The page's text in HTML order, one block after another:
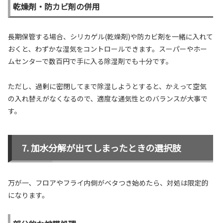
乾燥剤・防カビ剤の併用
長期保管する場合、シリカゲル(乾燥剤)や防カビ剤を一緒に入れて
おくと、わずかな湿気をコントロールできます。スーパーやホー
ムセンターで数百円で手に入る除湿剤でも十分です。
ただし、過剰に密閉してまで除湿しようとすると、かえって空気
の入れ替えがなくなるので、適度な通気性とのバランスが大事で
す。
加水分解が出てしまったときの選択肢
万が一、フロアやフライ内側がベタつき始めたら、対処は限定的
になります。